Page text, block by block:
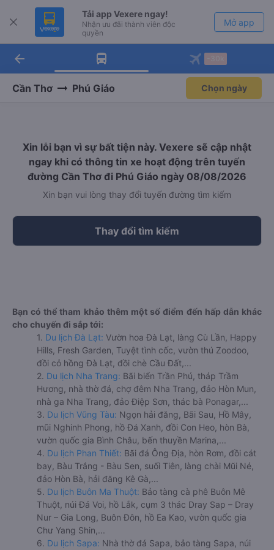
Tải app Vexere ngay!
Nhận ưu đãi thành viên độc
quyền
Mở app
Tải app Vexere
-30k/ghế khi đặt vé máy bay qua
Mở app
arrow_back
Cần Thơ Phú Giáo Chọn ngày
Xin lỗi bạn vì sự bất tiện này. Vexere sẽ cập nhật
ngay khi có thông tin xe hoạt động trên tuyến
đường Cần Thơ đi Phú Giáo ngày 08/08/2026
Xin bạn vui lòng thay đổi tuyến đường tìm kiếm
Thay đổi tìm kiếm
Bạn có thể tham khảo thêm một số điểm đến hấp dẫn khác
cho chuyến đi sắp tới:
1. Du lịch Đà Lạt: Vườn hoa Đà Lạt, làng Cù Lần, Happy
Hills, Fresh Garden, Tuyệt tình cốc, vườn thú Zoodoo,
đồi cỏ hồng Đà Lạt, đồi chè Cầu Đất,...
2. Du lịch Nha Trang: Bãi biển Trần Phú, tháp Trầm
Hương, nhà thờ đá, chợ đêm Nha Trang, đảo Hòn Mun,
nhà ga Nha Trang, đảo Điệp Sơn, thác bà Ponagar,...
3. Du lịch Vũng Tàu: Ngọn hải đăng, Bãi Sau, Hồ Mây,
mũi Nghinh Phong, hồ Đá Xanh, đồi Con Heo, hòn Bà,
vườn quốc gia Bình Châu, bến thuyền Marina,...
4. Du lịch Phan Thiết: Bãi đá Ông Địa, hòn Rơm, đồi cát
bay, Bàu Trắng - Bàu Sen, suối Tiên, làng chài Mũi Né,
đảo Hòn Bà, hải đăng Kê Gà,...
5. Du lịch Buôn Ma Thuột: Bảo tàng cà phê Buôn Mê
Thuột, núi Đá Voi, hồ Lắk, cụm 3 thác Dray Sap – Dray
Nur – Gia Long, Buôn Đôn, hồ Ea Kao, vườn quốc gia
Chư Yang Shin,...
6. Du lịch Sapa: Nhà thờ đá Sapa, bảo tàng Sapa, núi